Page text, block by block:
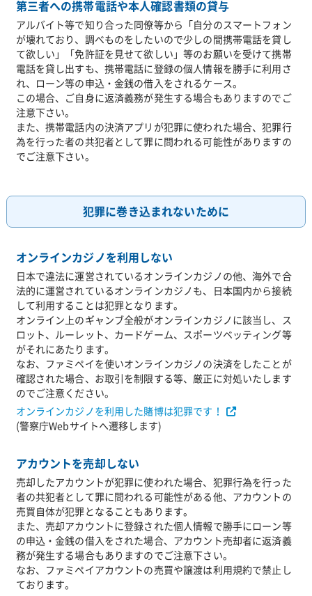
第三者への携帯電話や本人確認書類の貸与
アルバイト等で知り合った同僚等から「自分のスマートフォン
が壊れており、調べものをしたいので少しの間携帯電話を貸し
て欲しい」「免許証を見せて欲しい」等のお願いを受けて携帯
電話を貸し出すも、携帯電話に登録の個人情報を勝手に利用さ
れ、ローン等の申込・金銭の借入をされるケース。
この場合、ご自身に返済義務が発生する場合もありますのでご
注意下さい。
また、携帯電話内の決済アプリが犯罪に使われた場合、犯罪行
為を行った者の共犯者として罪に問われる可能性がありますの
でご注意下さい。
犯罪に巻き込まれないために
オンラインカジノを利用しない
日本で違法に運営されているオンラインカジノの他、海外で合
法的に運営されているオンラインカジノも、日本国内から接続
して利用することは犯罪となります。
オンライン上のギャンブ全般がオンラインカジノに該当し、ス
ロット、ルーレット、カードゲーム、スポーツベッティング等
がそれにあたります。
なお、ファミペイを使いオンラインカジノの決済をしたことが
確認された場合、お取引を制限する等、厳正に対処いたします
のでご注意ください。
オンラインカジノを利用した賭博は犯罪です！
(警察庁Webサイトへ遷移します)
アカウントを売却しない
売却したアカウントが犯罪に使われた場合、犯罪行為を行った
者の共犯者として罪に問われる可能性がある他、アカウントの
売買自体が犯罪となることもあります。
また、売却アカウントに登録された個人情報で勝手にローン等
の申込・金銭の借入をされた場合、アカウント売却者に返済義
務が発生する場合もありますのでご注意下さい。
なお、ファミペイアカウントの売買や譲渡は利用規約で禁止し
ております。